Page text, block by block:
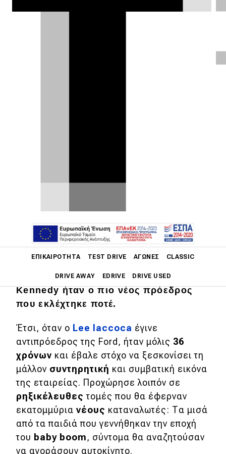
ΕΠΙΚΑΙΡΌΤΗΤΑ TEST DRIVE ΑΓΏΝΕΣ CLASSIC
DRIVE AWAY EDRIVE DRIVE USED
Main navigation
Επικαιρότητα
Νέα μοντέλα
Πρωτότυπα
Ελλάδα
Κόσμος
Τεχνολογία
Ασφάλεια
Αγορά
Για τις ΗΠΑ, η δεκαετία του ’60 ήταν
συνώνυμη της αμφισβήτησης και της
παντού και δεν είναι τυχαίο ότι ο John
Kennedy ήταν ο πιο νέος πρόεδρος
που εκλέχτηκε ποτέ.
Έτσι, όταν ο Lee Iaccoca έγινε
αντιπρόεδρος της Ford, ήταν μόλις 36
χρόνων και έβαλε στόχο να ξεσκονίσει τη
μάλλον συντηρητική και συμβατική εικόνα
της εταιρείας. Προχώρησε λοιπόν σε
ρηξικέλευθεςτομές που θα έφερναν
εκατομμύρια νέους καταναλωτές: Τα μισά
από τα παιδιά που γεννήθηκαν την εποχή
του baby boom, σύντομα θα αναζητούσαν
να αγοράσουν αυτοκίνητο.